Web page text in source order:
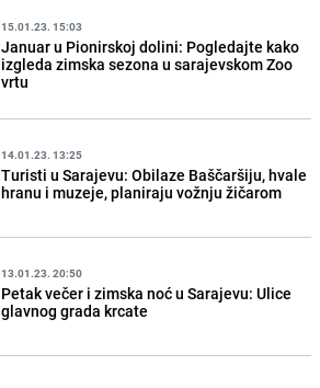
15.01.23. 15:03
Januar u Pionirskoj dolini: Pogledajte kako
izgleda zimska sezona u sarajevskom Zoo
vrtu
14.01.23. 13:25
Turisti u Sarajevu: Obilaze Baščaršiju, hvale
hranu i muzeje, planiraju vožnju žičarom
13.01.23. 20:50
Petak večer i zimska noć u Sarajevu: Ulice
glavnog grada krcate